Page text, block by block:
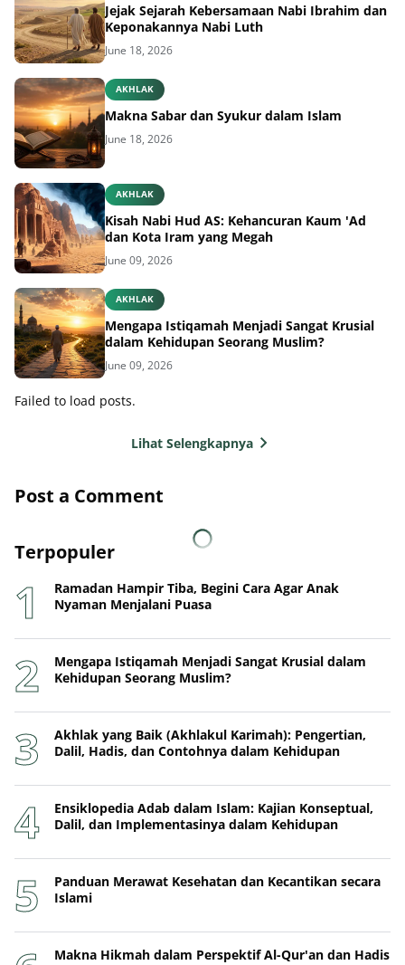
Jejak Sejarah Kebersamaan Nabi Ibrahim dan
Keponakannya Nabi Luth
June 18, 2026
AKHLAK
Makna Sabar dan Syukur dalam Islam
June 18, 2026
AKHLAK
Kisah Nabi Hud AS: Kehancuran Kaum 'Ad
dan Kota Iram yang Megah
June 09, 2026
AKHLAK
Mengapa Istiqamah Menjadi Sangat Krusial
dalam Kehidupan Seorang Muslim?
June 09, 2026
Failed to load posts.
Lihat Selengkapnya
Post a Comment
Terpopuler
Ramadan Hampir Tiba, Begini Cara Agar Anak
Nyaman Menjalani Puasa
Mengapa Istiqamah Menjadi Sangat Krusial dalam
Kehidupan Seorang Muslim?
Akhlak yang Baik (Akhlakul Karimah): Pengertian,
Dalil, Hadis, dan Contohnya dalam Kehidupan
Ensiklopedia Adab dalam Islam: Kajian Konseptual,
Dalil, dan Implementasinya dalam Kehidupan
Panduan Merawat Kesehatan dan Kecantikan secara
Islami
Makna Hikmah dalam Perspektif Al-Qur'an dan Hadis